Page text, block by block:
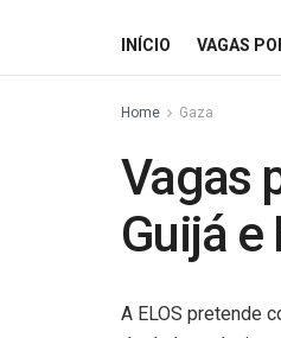
INÍCIO VAGAS
Home Gaza
Vagas
Guijá
A ELOS pretende